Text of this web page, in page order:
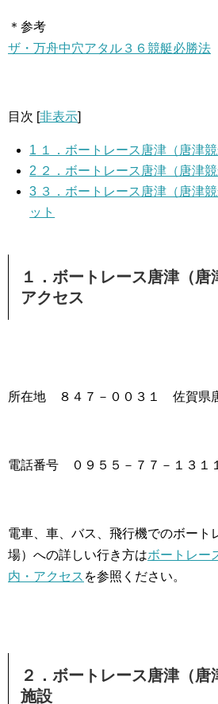
＊参考
ザ・万舟中穴アタル３６競艇必勝法
目次 [非表示]
1 １．ボートレース唐津（唐津
2 ２．ボートレース唐津（唐津
3 ３．ボートレース唐津（唐津
ット
１．ボートレース唐津（唐
アクセス
所在地 ８４７－００３１ 佐賀県
電話番号 ０９５５－７７－１３１１
電車、車、バス、飛行機でのボート
場）への詳しい行き方はボートレー
内・アクセス を参照ください。
２．ボートレース唐津（唐
施設